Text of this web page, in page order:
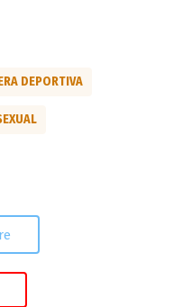
DEPORTIVA